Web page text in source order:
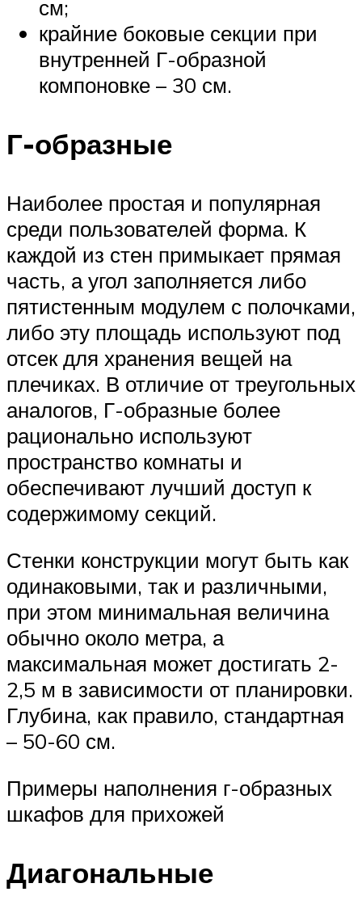
см;
крайние боковые секции при
внутренней Г-образной
компоновке – 30 см.
Г-образные
Наиболее простая и популярная
среди пользователей форма. К
каждой из стен примыкает прямая
часть, а угол заполняется либо
пятистенным модулем с полочками,
либо эту площадь используют под
отсек для хранения вещей на
плечиках. В отличие от треугольных
аналогов, Г-образные более
рационально используют
пространство комнаты и
обеспечивают лучший доступ к
содержимому секций.
Стенки конструкции могут быть как
одинаковыми, так и различными,
при этом минимальная величина
обычно около метра, а
максимальная может достигать 2-
2,5 м в зависимости от планировки.
Глубина, как правило, стандартная
– 50-60 см.
Примеры наполнения г-образных
шкафов для прихожей
Диагональные